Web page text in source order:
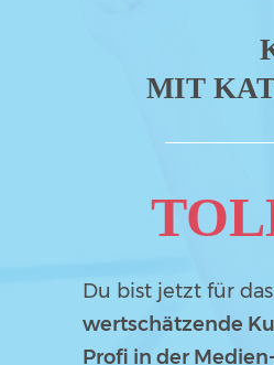
MIT
Du bist jetzt für
wertschätzende
Profi in der